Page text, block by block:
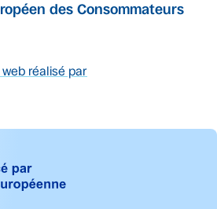
des Consommateurs
web réalisé par